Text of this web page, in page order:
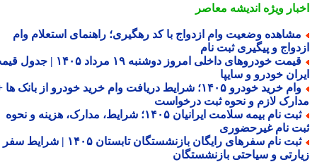
ویژهاندیشه معاصر
وضعیت وام ازدواج با کد رهگیری؛ راهنمای استعلام وام
و پیگیری ثبت نام
قیمت خودروهای داخلی امروز دوشنبه ۱۹ مرداد ۱۴۰۵ | جدول قیمت
خودرو و سایپا
وام خرید خودرو ۱۴۰۵؛ شرایط دریافت وام خرید خودرو از بانک ها +
لازم و نحوه ثبت درخواست
ثبت نام بیمه سلامت ایرانیان ۱۴۰۵؛ شرایط، مدارک، هزینه و نحوه
نام غیرحضوری
ثبت نام سفرهای رایگان بازنشستگان تابستان ۱۴۰۵ | شرایط سفر
و سیاحتی بازنشستگان